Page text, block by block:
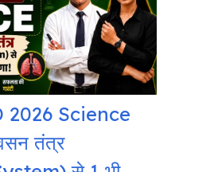
2026 Science
तंत्र